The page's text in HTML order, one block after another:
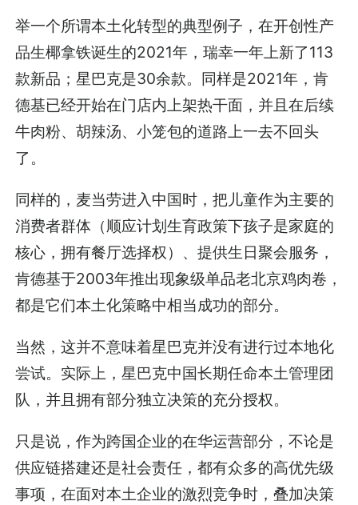
举一个所谓本土化转型的典型例子，在开创性产
品生椰拿铁诞生的2021年，瑞幸一年上新了113
款新品；星巴克是30余款。同样是2021年，肯
德基已经开始在门店内上架热干面，并且在后续
牛肉粉、胡辣汤、小笼包的道路上一去不回头
了。
同样的，麦当劳进入中国时，把儿童作为主要的
消费者群体（顺应计划生育政策下孩子是家庭的
核心，拥有餐厅选择权）、提供生日聚会服务，
肯德基于2003年推出现象级单品老北京鸡肉卷，
都是它们本土化策略中相当成功的部分。
当然，这并不意味着星巴克并没有进行过本地化
尝试。实际上，星巴克中国长期任命本土管理团
队，并且拥有部分独立决策的充分授权。
只是说，作为跨国企业的在华运营部分，不论是
供应链搭建还是社会责任，都有众多的高优先级
事项，在面对本土企业的激烈竞争时，叠加决策